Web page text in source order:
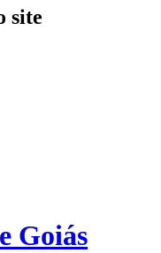
à informação
site
Goiás